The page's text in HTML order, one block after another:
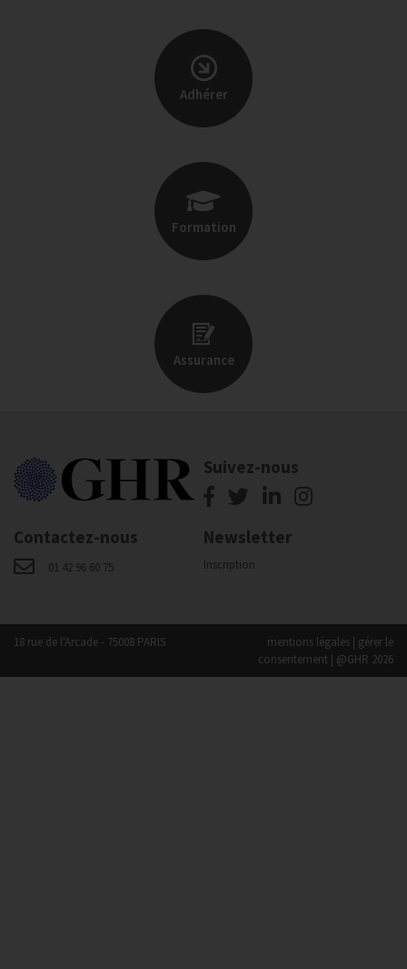
Adhérer
Formation
Assurance
Suivez-nous
Contactez-nous
01 42 96 60 75
Newsletter
Inscription
18 rue de l'Arcade - 75008 PARIS mentions légales | gérer le
consentement | @GHR 2026